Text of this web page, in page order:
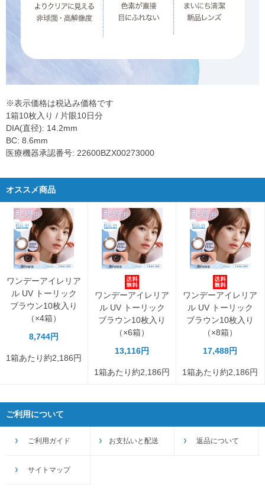
※表示価格は税込み価格です
1箱10枚入り / 片眼10日分
DIA(直径): 14.2mm
BC: 8.6mm
医療機器承認番号: 22600BZX00273000
オススメ商品
ワンデーアイレリア
ル UV トーリック
ブラウン10枚入り
（×4箱）
8,744円
1箱あたり約2,186円
ワンデーアイレリア
ル UV トーリック
ブラウン10枚入り
（×6箱）
13,116円
1箱あたり約2,186円
ワンデーアイレリア
ル UV トーリック
ブラウン10枚入り
（×8箱）
17,488円
1箱あたり約2,186円
ご利用について
ご利用ガイド お支払いと配送 返品について
サイトマップ